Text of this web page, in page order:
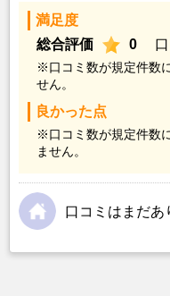
満足度
総合評価
0
※口コミ数が規定件数
せん。
良かった点
※口コミ数が規定件数
ません。
口コミはまだあ